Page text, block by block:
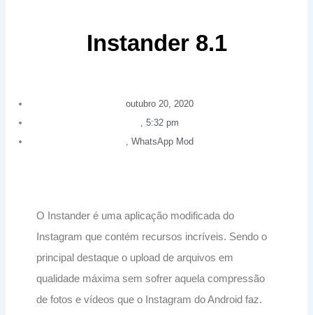
Instander 8.1
outubro 20, 2020
, 5:32 pm
, WhatsApp Mod
O Instander é uma aplicação modificada do
Instagram que contém recursos incríveis. Sendo o
principal destaque o upload de arquivos em
qualidade máxima sem sofrer aquela compressão
de fotos e vídeos que o Instagram do Android faz.